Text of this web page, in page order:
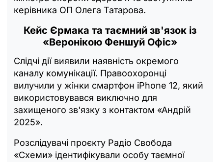
керівника ОП Олега Татарова.
Кейс Єрмака та таємний зв'язок із
«Веронікою Феншуй Офіс»
Слідчі дії виявили наявність окремого
каналу комунікації. Правоохоронці
вилучили у жінки смартфон iPhone 12, який
використовувався виключно для
захищеного зв'язку з контактом «Андрій
2025».
Розслідувачі проєкту Радіо Свобода
«Схеми» ідентифікували особу таємної